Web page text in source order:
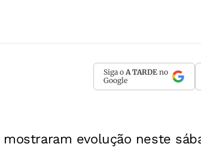
Siga o A TARDE no
Google
mostraram evolução neste